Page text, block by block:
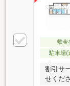
敷金
駐車場(
割引サ
せくだ